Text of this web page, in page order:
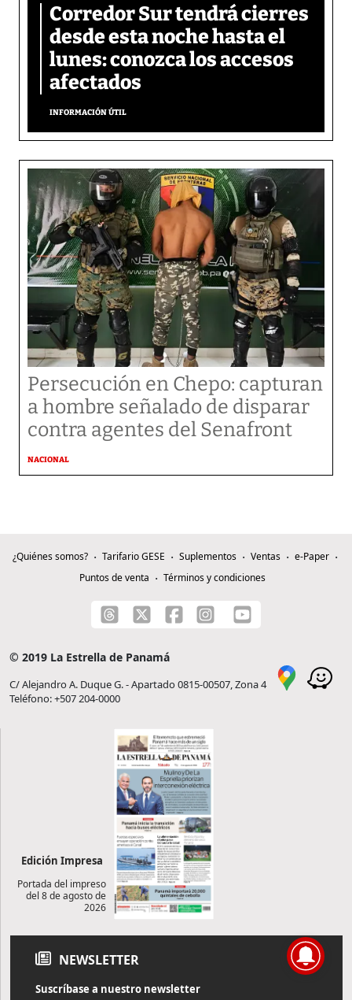
Corredor Sur tendrá cierres
desde esta noche hasta el
lunes: conozca los accesos
afectados
INFORMACIÓN ÚTIL
Persecución en Chepo: capturan
a hombre señalado de disparar
contra agentes del Senafront
NACIONAL
¿Quiénes somos? Tarifario GESE Suplementos Ventas
e-Paper
Puntos de venta
Términos y condiciones
© 2019 La Estrella de Panamá
C/ Alejandro A. Duque G. - Apartado 0815-00507, Zona 4
Teléfono: +507 204-0000
Edición Impresa
Portada del impreso
del 8 de agosto de
2026
NEWSLETTER
Suscríbase a nuestro newsletter